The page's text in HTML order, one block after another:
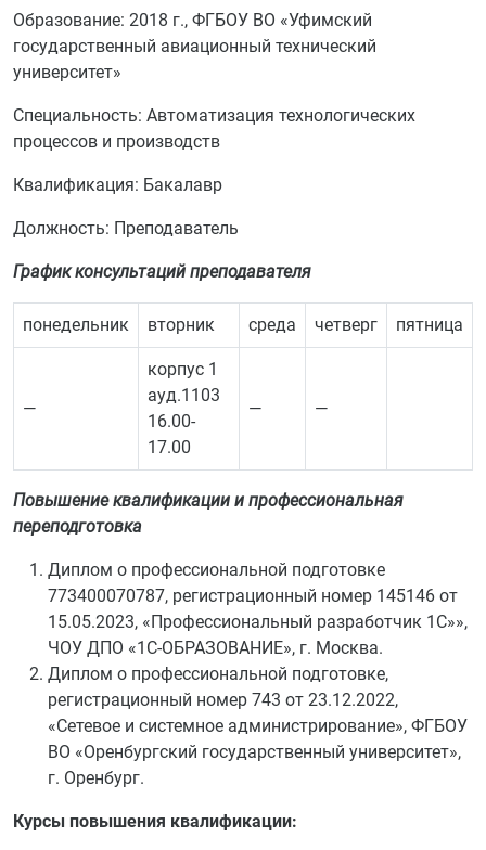
Образование: 2018 г., ФГБОУ ВО «Уфимский
государственный авиационный технический
университет»
Специальность: Автоматизация технологических
процессов и производств
Квалификация: Бакалавр
Должность: Преподаватель
График консультаций преподавателя
понедельник вторник среда четверг пятница
—
корпус 1
ауд.1103
16.00-
17.00
— —
Повышение квалификации и профессиональная
переподготовка
Диплом о профессиональной подготовке
773400070787, регистрационный номер 145146 от
15.05.2023, «Профессиональный разработчик 1С»»,
ЧОУ ДПО «1С-ОБРАЗОВАНИЕ», г. Москва.
Диплом о профессиональной подготовке,
регистрационный номер 743 от 23.12.2022,
«Сетевое и системное администрирование», ФГБОУ
ВО «Оренбургский государственный университет»,
г. Оренбург.
Курсы повышения квалификации: